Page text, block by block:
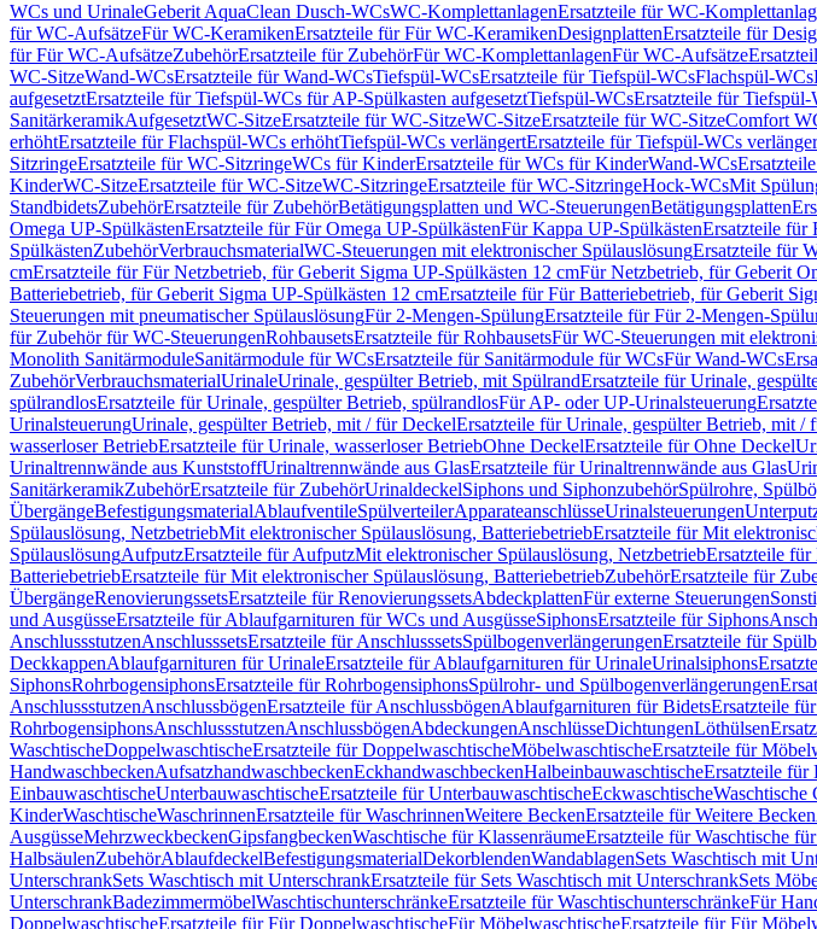
WCs und UrinaleGeberit AquaClean Dusch-WCsWC-KomplettanlagenErsatzteile für WC-
für WC-AufsätzeFür WC-KeramikenErsatzteile für Für WC-KeramikenDesignplattenErsatzteile für
für Für WC-AufsätzeZubehörErsatzteile für ZubehörFür WC-KomplettanlagenFür WC-Aufsätze
WC-SitzeWand-WCsErsatzteile für Wand-WCsTiefspül-WCsErsatzteile für Tiefspül-WCsFlachspül-WCs
aufgesetztErsatzteile für Tiefspül-WCs für AP-Spülkasten aufgesetztTiefspül-WCsErsatzteile für Tiefspül-
SanitärkeramikAufgesetztWC-SitzeErsatzteile für WC-SitzeWC-SitzeErsatzteile für WC-SitzeComfort
erhöhtErsatzteile für Flachspül-WCs erhöhtTiefspül-WCs verlängertErsatzteile für Tiefspül-WCs
SitzringeErsatzteile für WC-SitzringeWCs für KinderErsatzteile für WCs für KinderWand-WCs
KinderWC-SitzeErsatzteile für WC-SitzeWC-SitzringeErsatzteile für WC-SitzringeHock-WCsMit
StandbidetsZubehörErsatzteile für ZubehörBetätigungsplatten und WC-SteuerungenBetätigungsplatten
Omega UP-SpülkästenErsatzteile für Für Omega UP-SpülkästenFür Kappa UP-SpülkästenErsatzteile für
SpülkästenZubehörVerbrauchsmaterialWC-Steuerungen mit elektronischer SpülauslösungErsatzteile für
cmErsatzteile für Für Netzbetrieb, für Geberit Sigma UP-Spülkästen 12 cmFür Netzbetrieb, für Geberit
Batteriebetrieb, für Geberit Sigma UP-Spülkästen 12 cmErsatzteile für Für Batteriebetrieb, für Geberit
Steuerungen mit pneumatischer SpülauslösungFür 2-Mengen-SpülungErsatzteile für Für 2-Mengen-
für Zubehör für WC-SteuerungenRohbausetsErsatzteile für RohbausetsFür WC-Steuerungen mit
Monolith SanitärmoduleSanitärmodule für WCsErsatzteile für Sanitärmodule für WCsFür Wand-WCs
ZubehörVerbrauchsmaterialUrinaleUrinale, gespülter Betrieb, mit SpülrandErsatzteile für Urinale,
spülrandlosErsatzteile für Urinale, gespülter Betrieb, spülrandlosFür AP- oder UP-Urinalsteuerung
UrinalsteuerungUrinale, gespülter Betrieb, mit / für DeckelErsatzteile für Urinale, gespülter Betrieb, mit /
wasserloser BetriebErsatzteile für Urinale, wasserloser BetriebOhne DeckelErsatzteile für Ohne Deckel
Urinaltrennwände aus KunststoffUrinaltrennwände aus GlasErsatzteile für Urinaltrennwände aus Glas
SanitärkeramikZubehörErsatzteile für ZubehörUrinaldeckelSiphons und SiphonzubehörSpülrohre,
ÜbergängeBefestigungsmaterialAblaufventileSpülverteilerApparateanschlüsseUrinalsteuerungen
Spülauslösung, NetzbetriebMit elektronischer Spülauslösung, BatteriebetriebErsatzteile für Mit
SpülauslösungAufputzErsatzteile für AufputzMit elektronischer Spülauslösung, NetzbetriebErsatzteile für
BatteriebetriebErsatzteile für Mit elektronischer Spülauslösung, BatteriebetriebZubehörErsatzteile für
ÜbergängeRenovierungssetsErsatzteile für RenovierungssetsAbdeckplattenFür externe Steuerungen
und AusgüsseErsatzteile für Ablaufgarnituren für WCs und AusgüsseSiphonsErsatzteile für Siphons
AnschlussstutzenAnschlusssetsErsatzteile für AnschlusssetsSpülbogenverlängerungenErsatzteile für
DeckkappenAblaufgarnituren für UrinaleErsatzteile für Ablaufgarnituren für UrinaleUrinalsiphons
SiphonsRohrbogensiphonsErsatzteile für RohrbogensiphonsSpülrohr- und Spülbogenverlängerungen
AnschlussstutzenAnschlussbögenErsatzteile für AnschlussbögenAblaufgarnituren für BidetsErsatzteile
RohrbogensiphonsAnschlussstutzenAnschlussbögenAbdeckungenAnschlüsseDichtungenLöthülsen
WaschtischeDoppelwaschtischeErsatzteile für DoppelwaschtischeMöbelwaschtischeErsatzteile für
HandwaschbeckenAufsatzhandwaschbeckenEckhandwaschbeckenHalbeinbauwaschtischeErsatzteile für
EinbauwaschtischeUnterbauwaschtischeErsatzteile für UnterbauwaschtischeEckwaschtischeWaschtische
KinderWaschtischeWaschrinnenErsatzteile für WaschrinnenWeitere BeckenErsatzteile für Weitere Becken
AusgüsseMehrzweckbeckenGipsfangbeckenWaschtische für KlassenräumeErsatzteile für Waschtische
HalbsäulenZubehörAblaufdeckelBefestigungsmaterialDekorblendenWandablagenSets Waschtisch mit
UnterschrankSets Waschtisch mit UnterschrankErsatzteile für Sets Waschtisch mit UnterschrankSets
UnterschrankBadezimmermöbelWaschtischunterschränkeErsatzteile für WaschtischunterschränkeFür
DoppelwaschtischeErsatzteile für Für DoppelwaschtischeFür MöbelwaschtischeErsatzteile für Für